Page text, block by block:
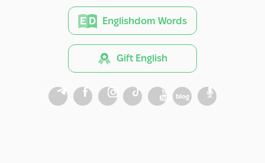
Englishdom Words
Gift English
blog